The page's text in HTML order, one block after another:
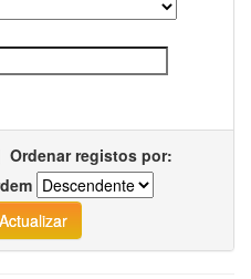
Ordenar registos por: